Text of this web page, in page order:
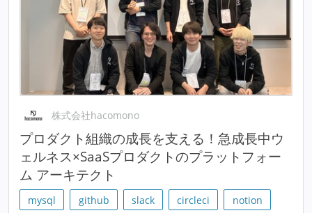
株式会社hacomono
プロダクト組織の成長を支える！急成長中ウ
ェルネス×SaaSプロダクトのプラットフォー
ム アーキテクト
mysql github slack circleci notion